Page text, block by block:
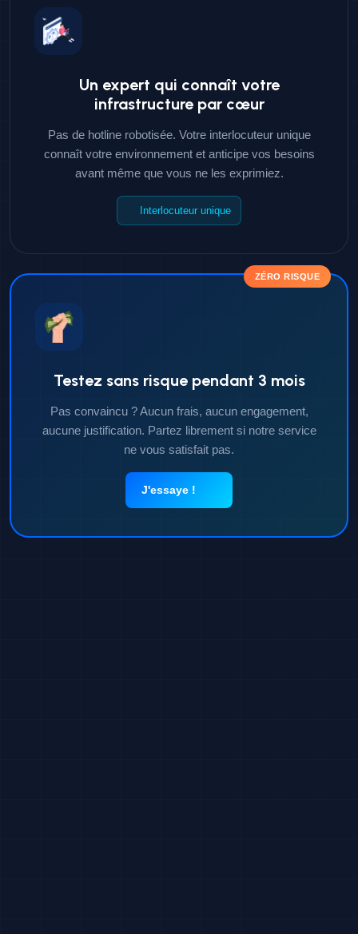
Un expert qui connaît votre
infrastructure par cœur
Pas de hotline robotisée. Votre interlocuteur unique
connaît votre environnement et anticipe vos besoins
avant même que vous ne les exprimiez.
Interlocuteur unique
ZÉRO RISQUE
Testez sans risque pendant 3 mois
Pas convaincu ? Aucun frais, aucun engagement,
aucune justification. Partez librement si notre service
ne vous satisfait pas.
J'essaye !